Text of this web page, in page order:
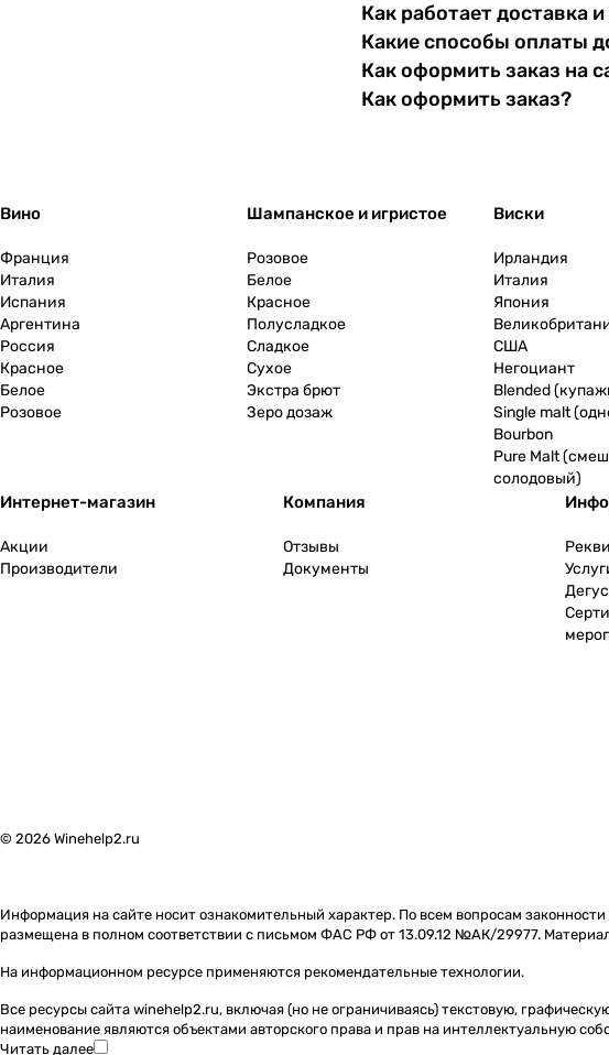
Как работает доставка
Какие способы оплаты
Как оформить заказ на
Как оформить заказ?
Вино
Франция
Италия
Испания
Аргентина
Россия
Красное
Белое
Розовое
Шампанское и игристое
Розовое
Белое
Красное
Полусладкое
Сладкое
Сухое
Экстра брют
Зеро дозаж
Виски
Ирландия
Италия
Япония
США
Негоциант
Blended
Single malt
Bourbon
Pure Malt
солодовый)
Интернет-магазин
Акции
Производители
Компания
Отзывы
Документы
© 2026 Winehelp2.ru
Информация на сайте носит ознакомительный характер. По всем вопросам
размещена в полном соответствии с письмом ФАС РФ от 13.09.12 №АК/29977.
На информационном ресурсе применяются рекомендательные технологии.
Все ресурсы сайта winehelp2.ru, включая (но не ограничиваясь) текстовую,
наименование являются объектами авторского права и прав на интеллектуальную
Читать далее